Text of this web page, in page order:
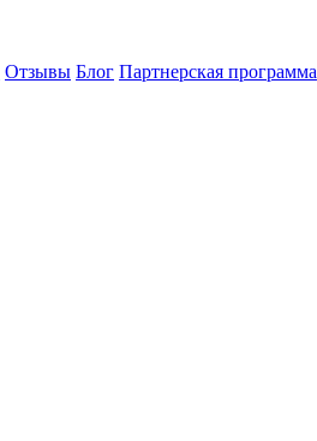
Отзывы Блог Партнерская программа